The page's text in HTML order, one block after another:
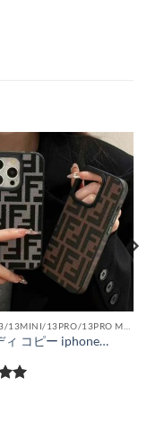
フェンディ コピー iphoneケース17 海外 セレブ メンズ iphone16pro/15 カバー ビジネス風 fendi 布 スマホケース iphone14pro max お揃い iphone13 携帯ケース 人気 韓国 iphone16pro スマホカバー 安い 軽量